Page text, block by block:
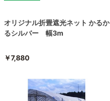
オリジナル折畳遮光ネット かるか
るシルバー 幅3m
￥7,880